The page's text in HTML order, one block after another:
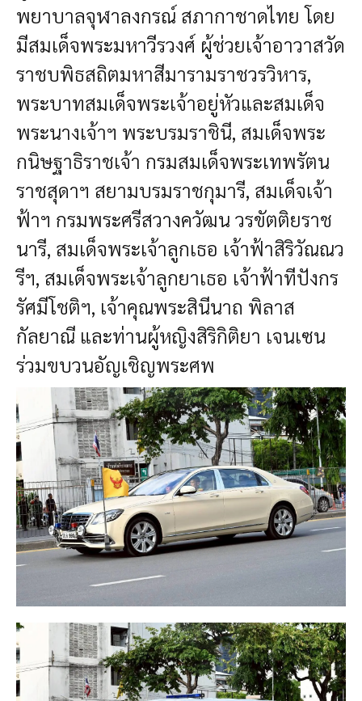
พยาบาลจุฬาลงกรณ์ สภากาชาดไทย โดย
มีสมเด็จพระมหาวีรวงศ์ ผู้ช่วยเจ้าอาวาสวัด
ราชบพิธสถิตมหาสีมารามราชวรวิหาร,
พระบาทสมเด็จพระเจ้าอยู่หัวและสมเด็จ
พระนางเจ้าฯ พระบรมราชินี, สมเด็จพระ
กนิษฐาธิราชเจ้า กรมสมเด็จพระเทพรัตน
ราชสุดาฯ สยามบรมราชกุมารี, สมเด็จเจ้า
ฟ้าฯ กรมพระศรีสวางควัฒน วรขัตติยราช
นารี, สมเด็จพระเจ้าลูกเธอ เจ้าฟ้าสิริวัณณว
รีฯ, สมเด็จพระเจ้าลูกยาเธอ เจ้าฟ้าทีปังกร
รัศมีโชติฯ, เจ้าคุณพระสินีนาถ พิลาส
กัลยาณี และท่านผู้หญิงสิริกิติยา เจนเซน
ร่วมขบวนอัญเชิญพระศพ